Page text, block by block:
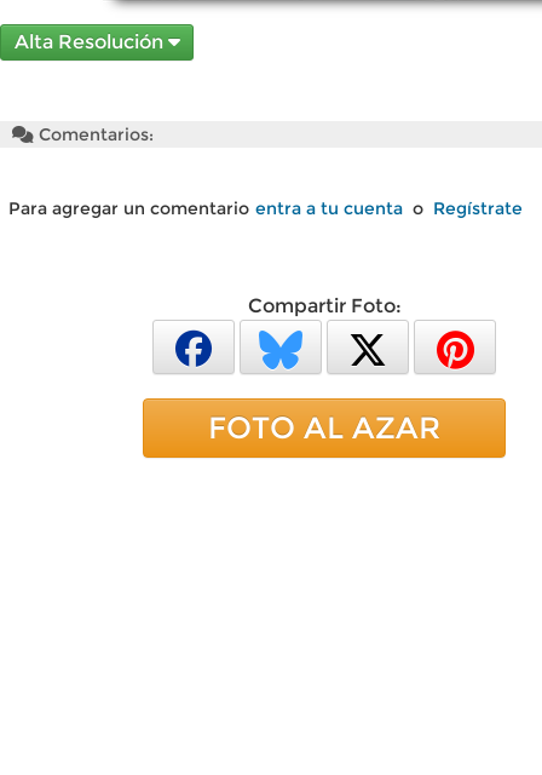
Alta Resolución
Comentarios:
Para agregar un comentario entra a tu cuenta o Regístrate
Compartir Foto:
FOTO AL AZAR